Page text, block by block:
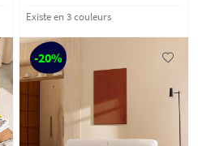
Existe en 3 couleurs
-20%